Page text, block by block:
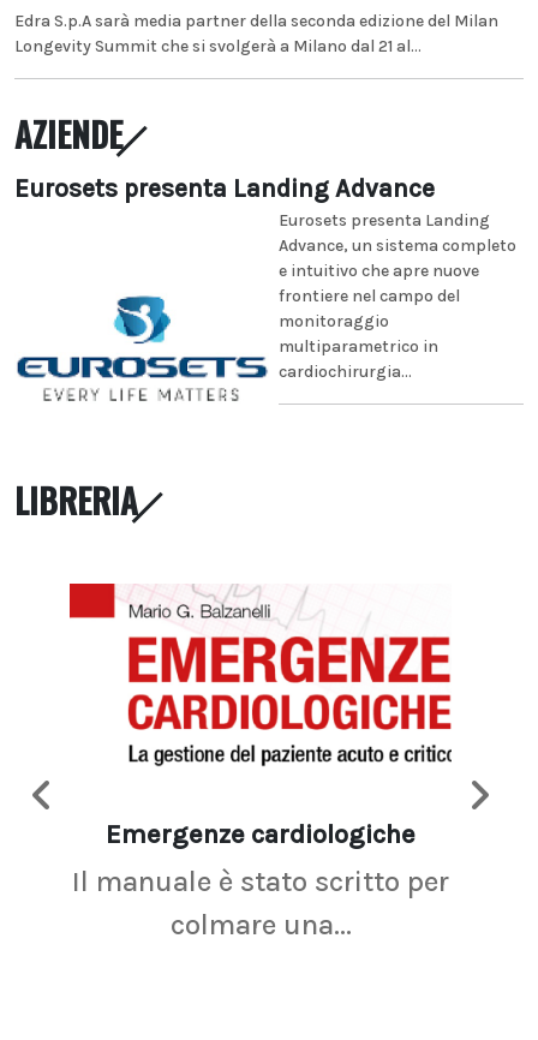
Edra S.p.A sarà media partner della seconda edizione del Milan
Longevity Summit che si svolgerà a Milano dal 21 al...
AZIENDE
Eurosets presenta Landing Advance
Eurosets presenta Landing
Advance, un sistema completo
e intuitivo che apre nuove
frontiere nel campo del
monitoraggio
multiparametrico in
cardiochirurgia...
LIBRERIA
Emergenze cardiologiche
Il manuale è stato scritto per
colmare una...